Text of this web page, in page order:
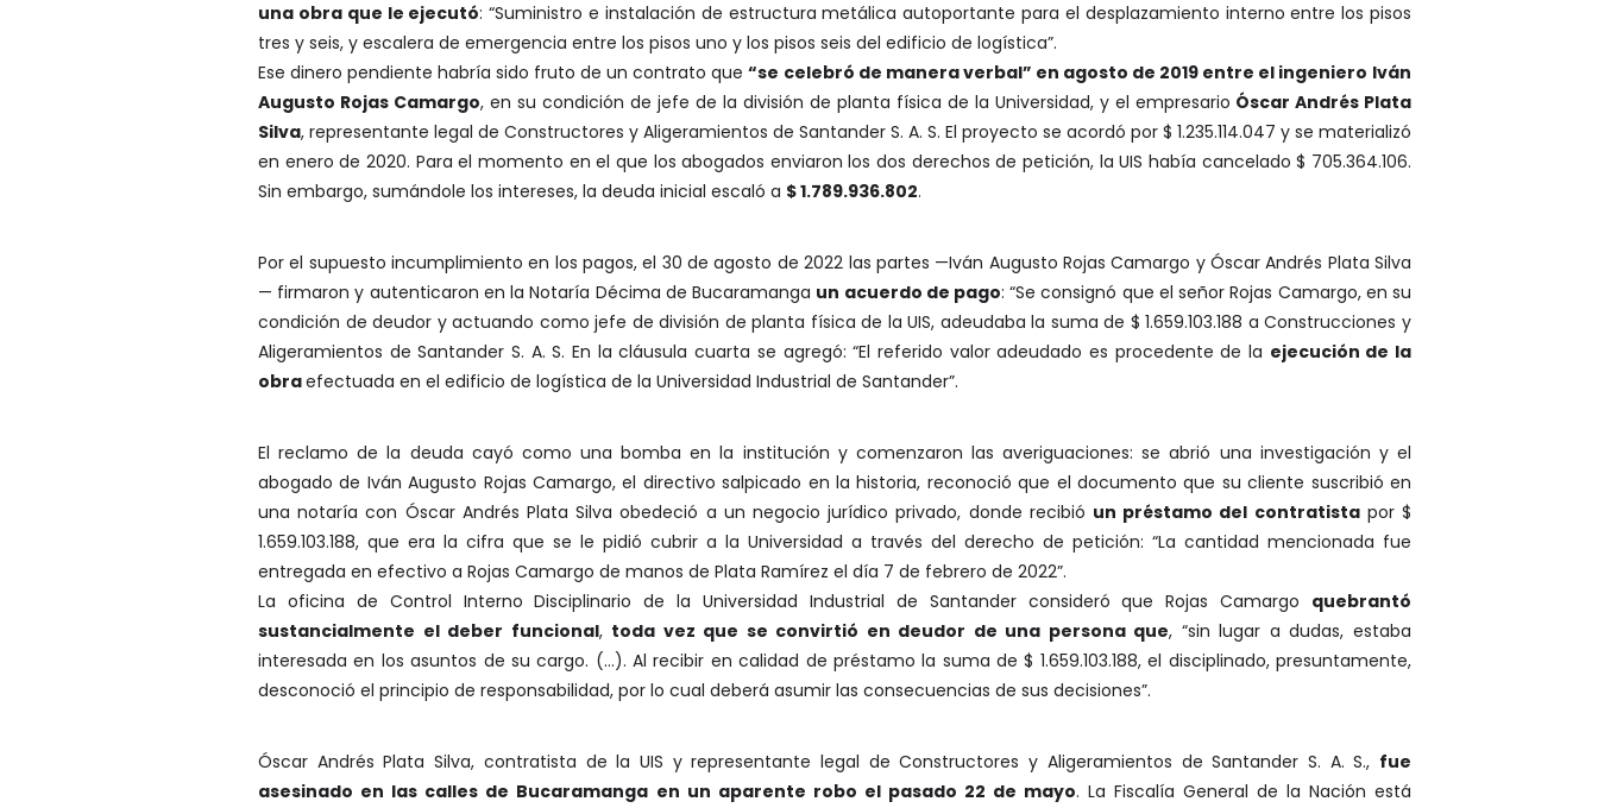
una obra que le ejecutó: “Suministro e instalación de estructura metálica autoportante para el desplazamiento interno entre los pisos
tres y seis, y escalera de emergencia entre los pisos uno y los pisos seis del edificio de logística”.
Ese dinero pendiente habría sido fruto de un contrato que“se celebró de manera verbal” en agosto de 2019 entre el ingeniero Iván
Augusto Rojas Camargo, en su condición de jefe de la división de planta física de la Universidad, y el empresario Óscar Andrés Plata
Silva, representante legal de Constructores y Aligeramientos de Santander S. A. S. El proyecto se acordó por $ 1.235.114.047 y se materializó
en enero de 2020. Para el momento en el que los abogados enviaron los dos derechos de petición, la UIS había cancelado $ 705.364.106.
Sin embargo, sumándole los intereses, la deuda inicial escaló a $ 1.789.936.802.
Por el supuesto incumplimiento en los pagos, el 30 de agosto de 2022 las partes —Iván Augusto Rojas Camargo y Óscar Andrés Plata Silva
— firmaron y autenticaron en la Notaría Décima de Bucaramanga un acuerdo de pago: “Se consignó que el señor Rojas Camargo, en su
condición de deudor y actuando como jefe de división de planta física de la UIS, adeudaba la suma de $ 1.659.103.188 a Construcciones y
Aligeramientos de Santander S. A. S. En la cláusula cuarta se agregó: “El referido valor adeudado es procedente de la ejecución de la
obraefectuada en el edificio de logística de la Universidad Industrial de Santander”.
El reclamo de la deuda cayó como una bomba en la institución y comenzaron las averiguaciones: se abrió una investigación y el
abogado de Iván Augusto Rojas Camargo, el directivo salpicado en la historia, reconoció que el documento que su cliente suscribió en
una notaría con Óscar Andrés Plata Silva obedeció a un negocio jurídico privado, donde recibió un préstamo del contratistapor $
1.659.103.188, que era la cifra que se le pidió cubrir a la Universidad a través del derecho de petición: “La cantidad mencionada fue
entregada en efectivo a Rojas Camargo de manos de Plata Ramírez el día 7 de febrero de 2022”.
La oficina de Control Interno Disciplinario de la Universidad Industrial de Santander consideró que Rojas Camargo quebrantó
sustancialmente el deber funcional, toda vez que se convirtió en deudor de una persona que, “sin lugar a dudas, estaba
interesada en los asuntos de su cargo. (…). Al recibir en calidad de préstamo la suma de $ 1.659.103.188, el disciplinado, presuntamente,
desconoció el principio de responsabilidad, por lo cual deberá asumir las consecuencias de sus decisiones”.
Óscar Andrés Plata Silva, contratista de la UIS y representante legal de Constructores y Aligeramientos de Santander S. A. S., fue
asesinado en las calles de Bucaramanga en un aparente robo el pasado 22 de mayo. La Fiscalía General de la Nación está